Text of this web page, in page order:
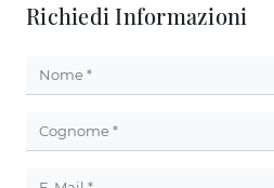
Richiedi Informazioni